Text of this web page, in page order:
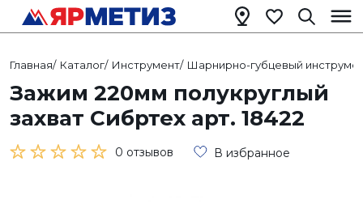
Главная/ Каталог/ Инструмент/ Шарнирно-губцевый
Зажим 220мм полукруглый
захват Сибртех арт. 18422
0 отзывов В избранное